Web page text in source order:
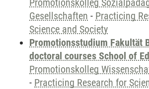
Promotionskolleg
Gesellschaften - Practicing
Science and Society
Promotionsstudium Fakultät
doctoral courses School of
Promotionskolleg
- Practicing Research for